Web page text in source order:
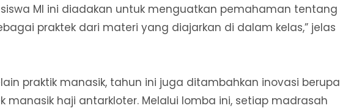
siswa MI ini diadakan untuk menguatkan pemahaman tentang
praktek dari materi yang diajarkan di dalam kelas,” jelas
praktik manasik, tahun ini juga ditambahkan inovasi berupa
manasik haji antarkloter. Melalui lomba ini, setiap madrasah